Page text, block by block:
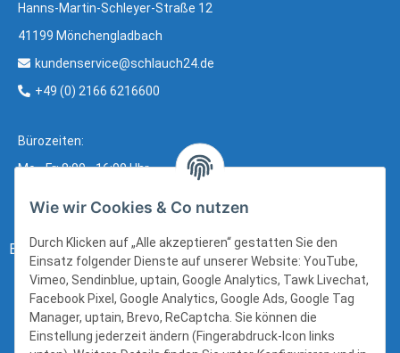
Hanns-Martin-Schleyer-Straße 12
41199 Mönchengladbach
kundenservice@schlauch24.de
+49 (0) 2166 6216600
Bürozeiten:
Mo - Fr: 8:00 - 16:00 Uhr
Bezahlung:
Wie wir Cookies & Co nutzen
Durch Klicken auf „Alle akzeptieren“ gestatten Sie den
Einsatz folgender Dienste auf unserer Website: YouTube,
Vimeo, Sendinblue, uptain, Google Analytics, Tawk Livechat,
Facebook Pixel, Google Analytics, Google Ads, Google Tag
Manager, uptain, Brevo, ReCaptcha. Sie können die
Einstellung jederzeit ändern (Fingerabdruck-Icon links